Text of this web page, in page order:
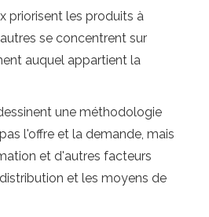
priorisent les produits à
se concentrent sur
auquel appartient la
une méthodologie
l'offre et la demande, mais
et d'autres facteurs
et les moyens de